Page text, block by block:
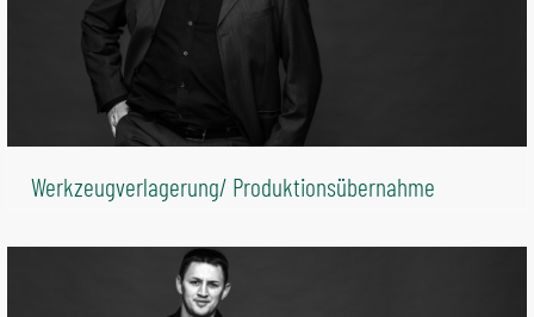
Werkzeugverlagerung/ Produktionsübernahme